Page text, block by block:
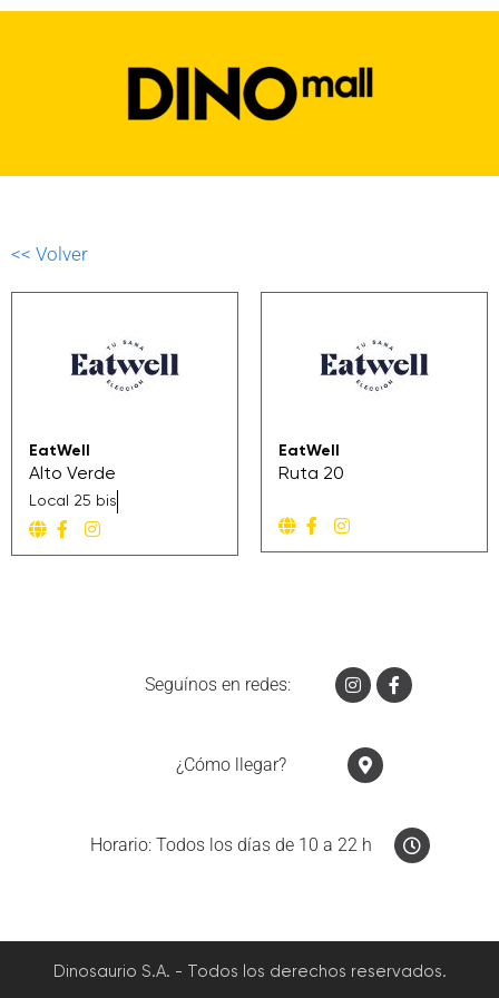
<< Volver
EatWell
Alto Verde
Local 25 bis
EatWell
Ruta 20
Seguínos en redes:
¿Cómo llegar?
Horario: Todos los días de 10 a 22 h
Dinosaurio S.A. - Todos los derechos reservados.